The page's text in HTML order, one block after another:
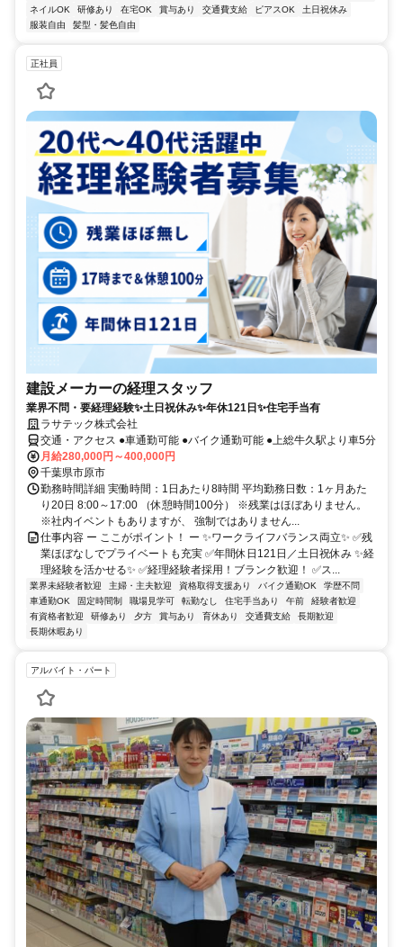
ネイルOK
研修あり 在宅OK 賞与あり 交通費支給 ピアスOK
土日祝休み
服装自由
髪型・髪色自由
正社員
建設メーカーの経理スタッフ
業界不問・要経理経験✨土日祝休み✨年休121日✨住宅手当有
ラサテック株式会社
交通・アクセス ●車通勤可能 ●バイク通勤可能 ●上総牛久駅より車5分
月給280,000円～400,000円
千葉県市原市
勤務時間詳細 実働時間：1日あたり8時間 平均勤務日数：1ヶ月あた
り20日 8:00～17:00 （休憩時間100分） ※残業はほぼありません。
※社内イベントもありますが、 強制ではありません...
仕事内容 ー ここがポイント！ ー ✨ワークライフバランス両立✨ ✅残
業ほぼなしでプライベートも充実 ✅年間休日121日／土日祝休み ✨経
理経験を活かせる✨ ✅経理経験者採用！ブランク歓迎！ ✅ス...
業界未経験者歓迎 主婦・主夫歓迎 資格取得支援あり バイク通勤OK
学歴不問
車通勤OK
固定時間制 職場見学可 転勤なし 住宅手当あり 午前
経験者歓迎
有資格者歓迎
研修あり 夕方 賞与あり 育休あり 交通費支給
長期歓迎
長期休暇あり
アルバイト・パート